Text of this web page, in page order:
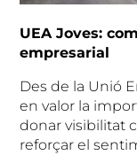
UEA Joves:
empresarial
Des de la Unió
en valor la
donar visibilitat
reforçar el